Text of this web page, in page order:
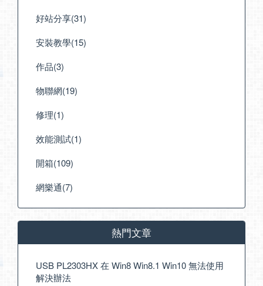
好站分享(31)
安裝教學(15)
作品(3)
物聯網(19)
修理(1)
效能測試(1)
開箱(109)
網樂通(7)
熱門文章
USB PL2303HX 在 Win8 Win8.1 Win10 無法使用
解決辦法